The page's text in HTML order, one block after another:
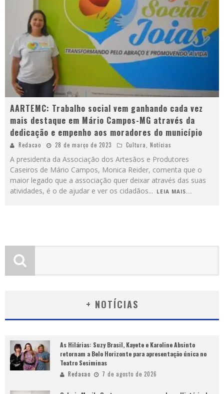
AARTEMC: Trabalho social vem ganhando cada vez
mais destaque em Mário Campos-MG através da
dedicação e empenho aos moradores do município
Redacao 28 de março de 2023 Cultura, Notícias
A presidenta da Associação dos Artesãos e Produtores
Caseiros de Mário Campos, Monica Reider, comenta que o
maior legado que a associação quer deixar através das suas
atividades, é o de ajudar e ver os cidadãos... LEIA MAIS...
+ NOTÍCIAS
As Hilárias: Suzy Brasil, Kayete e Karoline Absinto
retornam a Belo Horizonte para apresentação única no
Teatro Sesiminas
Redacao 7 de agosto de 2026